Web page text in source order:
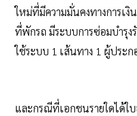
ใหม่ที่มีความมั่นคงทางการเ
ที่พักรถ มีระบบการซ่อมบำรุง
ใช้ระบบ 1 เส้นทาง 1 ผู้ประก
และกรณีที่เอกชนรายใดได้ใ